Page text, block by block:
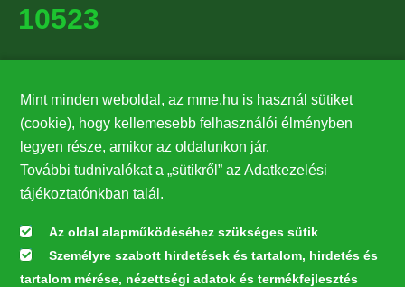
10523
27224
Hírlevél feliratkozás
Értesüljön elsőként legfrissebb híreinkről, eseményeinkről!
Feliratkozás
Mint minden weboldal, az mme.hu is használ sütiket
(cookie), hogy kellemesebb felhasználói élményben
legyen része, amikor az oldalunkon jár.
További tudnivalókat a „sütikről” az Adatkezelési
tájékoztatónkban talál.
Az oldal alapműködéséhez szükséges sütik
Személyre szabott hirdetések és tartalom, hirdetés és
tartalom mérése, nézettségi adatok és termékfejlesztés